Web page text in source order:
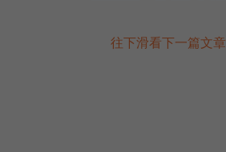
往下滑看下一篇文章